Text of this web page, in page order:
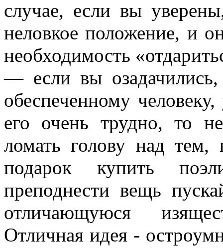
случае, если вы
неловкое положение, и
необходимость
— если вы
обеспеченному
его очень трудно, то
ломать голову над тем,
подарок купить
преподнести вещь
отличающуюся
Отличная идея -